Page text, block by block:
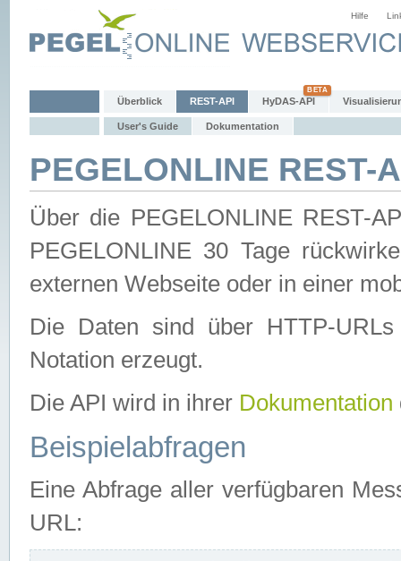
Hilfe
Überblick REST-API HyDAS-API
User's Guide Dokumentation
PEGELONLINE REST-
Über die PEGELONLINE REST-
PEGELONLINE 30 Tage
externen Webseite oder in einer
Die Daten sind über HTTP-
Notation erzeugt.
Die API wird in ihrer Dokumentation
Beispielabfragen
Eine Abfrage aller verfügbaren
URL: